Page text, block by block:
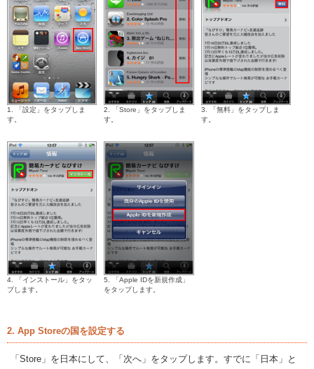
1. 「設定」をタップしま
す。
2. 「Store」をタップしま
す。
3. 「無料」をタップしま
す。
4. 「インストール」をタッ
プします。
5. 「Apple IDを新規作成」
をタップします。
2. App Storeの国を設定する
「Store」を日本にして、「次へ」をタップします。すでに「日本」と